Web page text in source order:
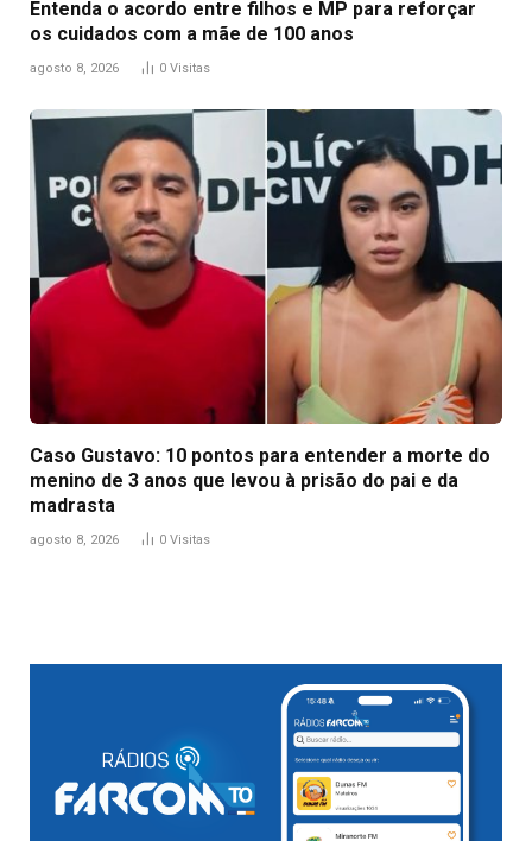
Entenda o acordo entre filhos e MP para reforçar
os cuidados com a mãe de 100 anos
agosto 8, 2026 0 Visitas
Caso Gustavo: 10 pontos para entender a morte do
menino de 3 anos que levou à prisão do pai e da
madrasta
agosto 8, 2026 0 Visitas